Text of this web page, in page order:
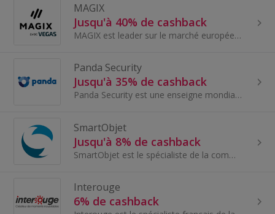
MAGIX
Jusqu'à 40% de cashback
MAGIX est leader sur le marché européen des logiciels de création vidéo, musicale et photographique. Avec plus de 1 100 prix et plus de 15 millions...
Panda Security
Jusqu'à 35% de cashback
Panda Security est une enseigne mondialement connue dans le domaine de la conception et du développement de technologies anti virus. Ce créateur di...
SmartObjet
Jusqu'à 8% de cashback
SmartObjet est le spécialiste de la communication par l’objet ! Avec notre expertise de plus de 30 ans, nous saurons vous accompagner dans le choix...
Interouge
6% de cashback